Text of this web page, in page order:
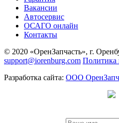
Вакансии
Автосервис
ОСАГО онлайн
Контакты
© 2020 «ОренЗапчасть», г.
support@iorenburg.com Политика
Разработка сайта: ООО